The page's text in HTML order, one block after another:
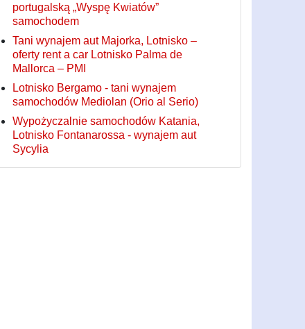
portugalską „Wyspę Kwiatów”
samochodem
Tani wynajem aut Majorka, Lotnisko –
oferty rent a car Lotnisko Palma de
Mallorca – PMI
Lotnisko Bergamo - tani wynajem
samochodów Mediolan (Orio al Serio)
Wypożyczalnie samochodów Katania,
Lotnisko Fontanarossa - wynajem aut
Sycylia